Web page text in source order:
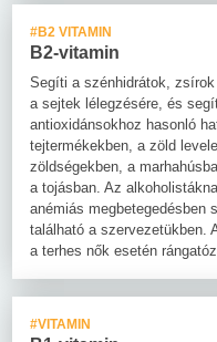
#B2 VITAMIN
B2-vitamin
Segíti a szénhidrátok,
a sejtek lélegzésére, és
antioxidánsokhoz hasonló
tejtermékekben, a zöld
zöldségekben, a
a tojásban. Az
anémiás megbetegedésben
található a szervezetükben.
a terhes nők esetén
#VITAMIN